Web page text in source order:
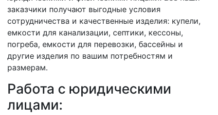
заказчики получают выгодные условия
сотрудничества и качественные изделия: купели,
емкости для канализации, септики, кессоны,
погреба, емкости для перевозки, бассейны и
другие изделия по вашим потребностям и
размерам.
Работа с юридическими
лицами: